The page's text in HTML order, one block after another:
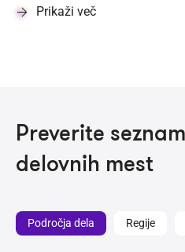
Prikaži več
Preverite
delovnih mest
Področja dela Regije